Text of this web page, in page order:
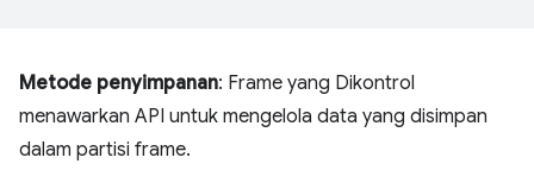
Metode penyimpanan: Frame yang Dikontrol
menawarkan API untuk mengelola data yang disimpan
dalam partisi frame.